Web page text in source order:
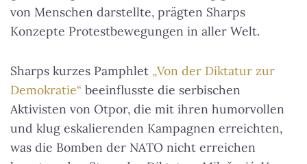
von Menschen darstellte, prägten Sharps
Konzepte Protestbewegungen in aller Welt.
Sharps kurzes Pamphlet „Von der Diktatur zur
Demokratie“ beeinflusste die serbischen
Aktivisten von Otpor, die mit ihren humorvollen
und klug eskalierenden Kampagnen erreichten,
was die Bomben der NATO nicht erreichen